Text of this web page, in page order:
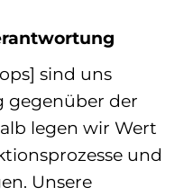
sind uns
gegenüber der
legen wir Wert
und
Unsere